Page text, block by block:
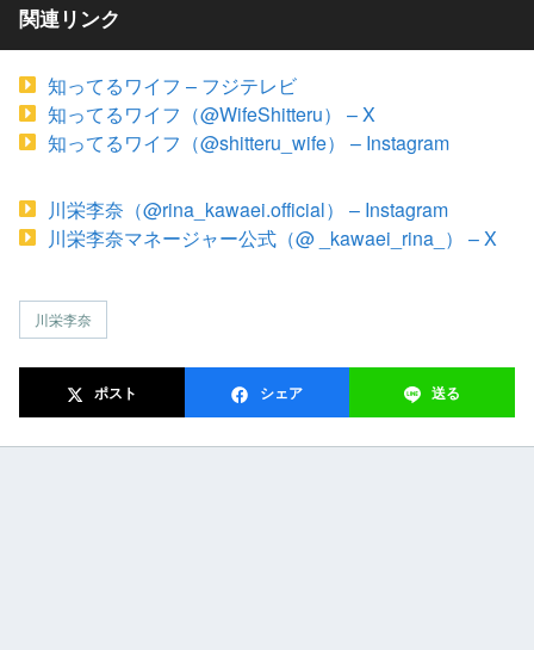
関連リンク
知ってるワイフ – フジテレビ
知ってるワイフ（@WifeShitteru） – X
知ってるワイフ（@shitteru_wife） – Instagram
川栄李奈（@rina_kawaei.official） – Instagram
川栄李奈マネージャー公式（@ _kawaei_rina_） – X
川栄李奈
ポスト シェア 送る